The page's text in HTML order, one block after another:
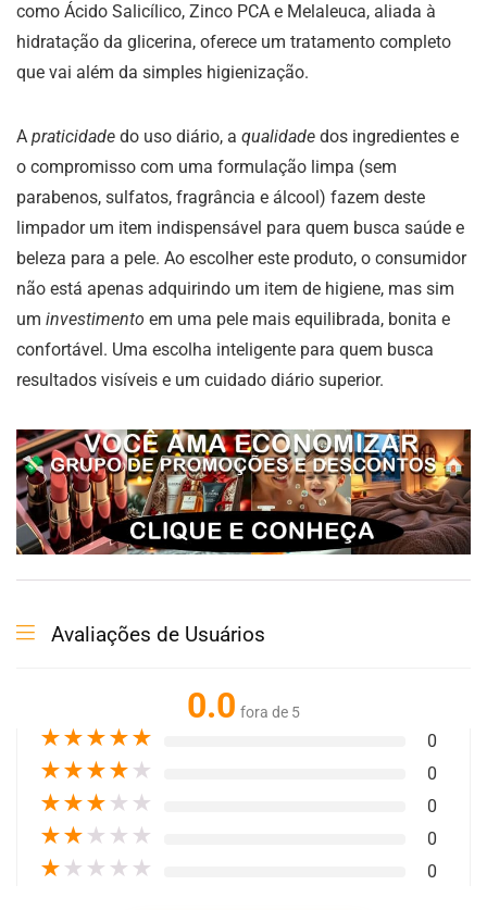
como Ácido Salicílico, Zinco PCA e Melaleuca, aliada à
hidratação da glicerina, oferece um tratamento completo
que vai além da simples higienização.
A praticidade do uso diário, a qualidade dos ingredientes e
o compromisso com uma formulação limpa (sem
parabenos, sulfatos, fragrância e álcool) fazem deste
limpador um item indispensável para quem busca saúde e
beleza para a pele. Ao escolher este produto, o consumidor
não está apenas adquirindo um item de higiene, mas sim
um investimento em uma pele mais equilibrada, bonita e
confortável. Uma escolha inteligente para quem busca
resultados visíveis e um cuidado diário superior.
Avaliações de Usuários
0.0 fora de 5
★★★★★ 0
★★★★ ★ 0
★★★ ★ ★ 0
★★ ★ ★ ★ 0
★ ★ ★ ★ ★ 0